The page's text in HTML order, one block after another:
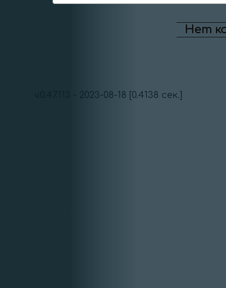
Нет
v.0.47.113 - 2023-08-18 [0.4138 сек.]